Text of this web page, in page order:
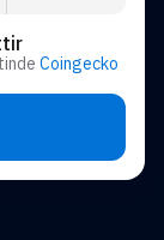
Coingecko